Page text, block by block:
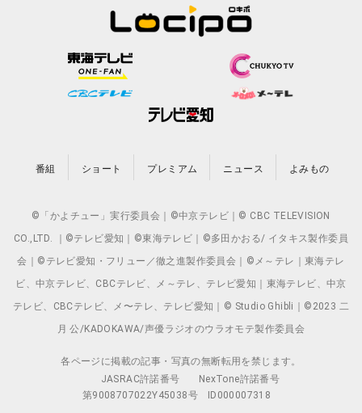
番組 ショート プレミアム ニュース よみもの
©「かよチュー」実行委員会｜©中京テレビ｜© CBC TELEVISION
CO.,LTD. ｜©テレビ愛知｜©東海テレビ｜©多田かおる/ イタキス製作委員
会｜©テレビ愛知・フリュー／徹之進製作委員会｜©メ～テレ｜東海テレ
ビ、中京テレビ、CBCテレビ、メ～テレ、テレビ愛知｜東海テレビ、中京
テレビ、CBCテレビ、メ〜テレ、テレビ愛知｜© Studio Ghibli｜©2023 二
月 公/KADOKAWA/声優ラジオのウラオモテ製作委員会
各ページに掲載の記事・写真の無断転用を禁じます。
JASRAC許諾番号
NexTone許諾番号
第9008707022Y45038号
ID000007318